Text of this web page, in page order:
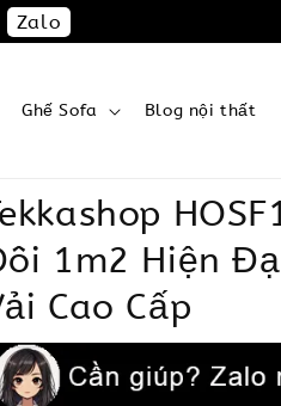
Zalo
Ghế Sofa Blog nội thất
1m2 Hiện
Cao Cấp